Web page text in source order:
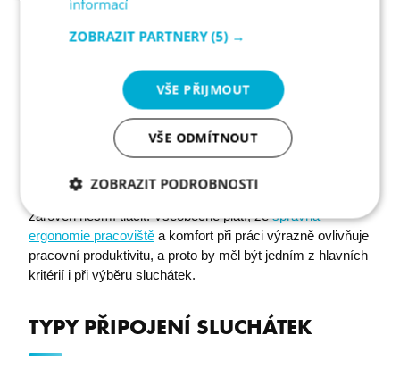
v potaz hned několik ergonomických faktorů. U náhlavních
sluchátek je důležité měkké, prodyšné a pohodlné
umožní přizpůsobení různým velikostem hlavy bez
nadměrného tlaku.
Důležitá je samozřejmě i hmotnost sluchátek – lehčí
modely mohou pomoci se snížením únavy při celodenním
používání. U špuntových sluchátek je pak důležité zvolit
zároveň nesmí tlačit. Všeobecně platí, žesprávná
ergonomie pracoviště a komfort při práci výrazně ovlivňuje
pracovní produktivitu, a proto by měl být jedním z hlavních
kritérií i při výběru sluchátek.
TYPY PŘIPOJENÍ SLUCHÁTEK
informací
ZOBRAZIT PARTNERY (5) →
VŠE PŘIJMOUT
VŠE ODMÍTNOUT
ZOBRAZIT PODROBNOSTI
Nezbytně
nutné
soubory
Analytika Marketing
Funkční soubory